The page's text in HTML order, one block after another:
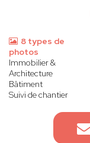
8 types de
photos
Immobilier &
Architecture
Bâtiment
Suivi de chantier